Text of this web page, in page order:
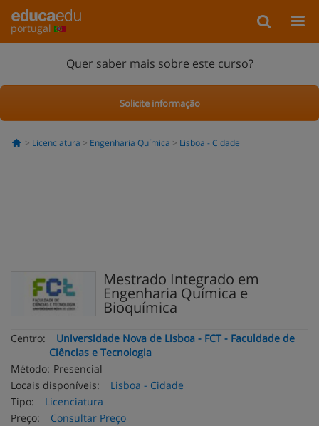
portugal
Quer saber mais sobre este curso?
Solicite informação
Licenciatura Engenharia Química Lisboa - Cidade
Mestrado Integrado em
Engenharia Química e
Bioquímica
Centro:
Universidade Nova de Lisboa - FCT - Faculdade de
Ciências e Tecnologia
Método: Presencial
Locais disponíveis:
Lisboa - Cidade
Tipo:
Licenciatura
Preço:
Consultar Preço